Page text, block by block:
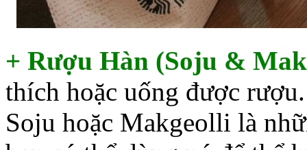
+ Rượu Hàn (Soju &
thích hoặc uống được
Soju hoặc Makgeolli là